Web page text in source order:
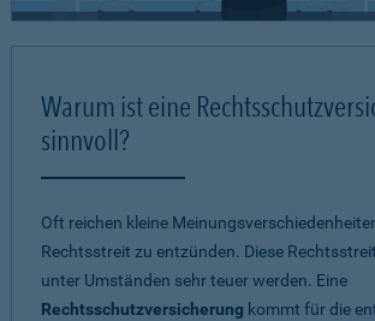
Warum ist eine
sinnvoll?
Oft reichen kleine
Rechtsstreit zu entzünden. Diese
unter Umständen sehr teuer werden. Eine
Rechtsschutzversicherung kommt für die